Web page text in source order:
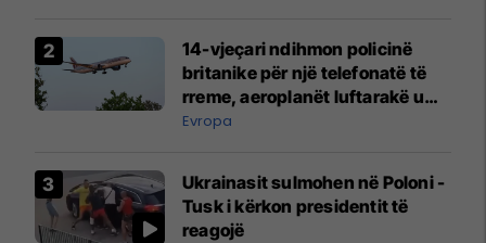
14-vjeçari ndihmon policinë
britanike për një telefonatë të
rreme, aeroplanët luftarakë u
ngritën në ajër për të
Mançesterit
Evropa
Ukrainasit sulmohen në Poloni -
Tusk i kërkon presidentit të
reagojë